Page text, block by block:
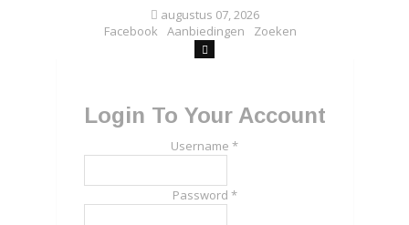
augustus 07, 2026
Facebook
Aanbiedingen Zoeken
Login To Your Account
Username *
Password *